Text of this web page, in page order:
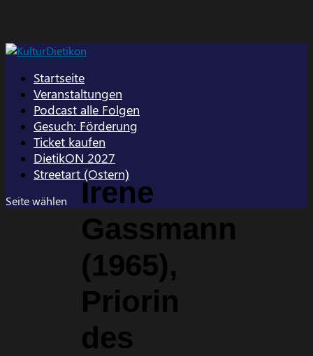
Startseite
Veranstaltungen
Podcast alle Folgen
Gesuch: Förderung
Ticket kaufen
DietikON 2027
Streetart (Ostern)
Seite wählen
Irene
Gassmann
(1965),
Priorin
des